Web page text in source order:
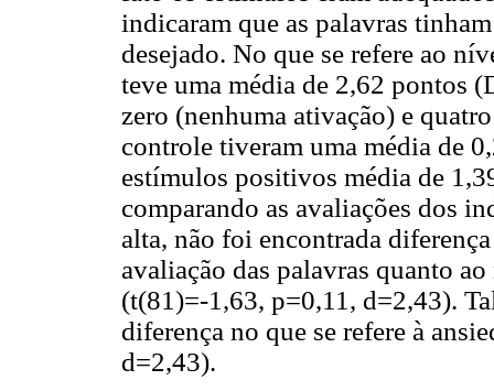
indicaram que as palavras
desejado. No que se refere ao
teve uma média de 2,62 pontos
zero (nenhuma ativação) e
controle tiveram uma média de
estímulos positivos média de
comparando as avaliações dos
alta, não foi encontrada
avaliação das palavras quanto
(t(81)=-1,63, p=0,11, d=2,43).
diferença no que se refere à
d=2,43).